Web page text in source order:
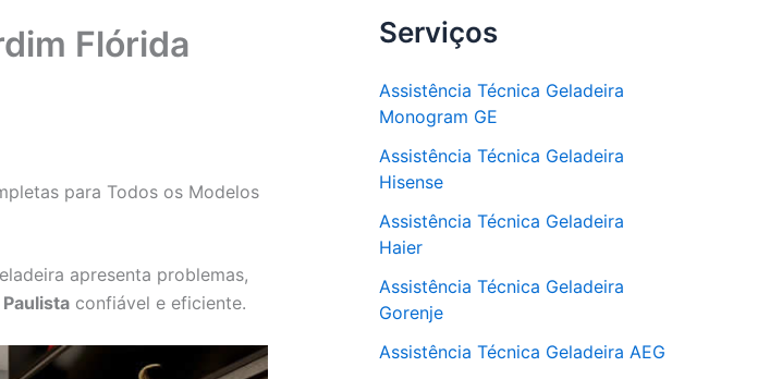
Flórida
para Todos os Modelos
apresenta problemas,
confiável e eficiente.
Serviços
Assistência Técnica Geladeira
Monogram GE
Assistência Técnica Geladeira
Hisense
Assistência Técnica Geladeira
Haier
Assistência Técnica Geladeira
Gorenje
Assistência Técnica Geladeira AEG